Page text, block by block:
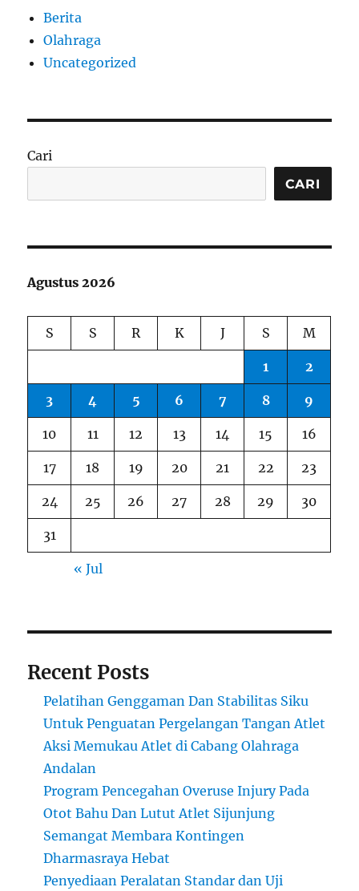
Berita
Olahraga
Uncategorized
Cari
CARI
Agustus 2026
S S R K J S M
1 2
3 4 5 6 7 8 9
10 11 12 13 14 15 16
17 18 19 20 21 22 23
24 25 26 27 28 29 30
31
« Jul
Recent Posts
Pelatihan Genggaman Dan Stabilitas Siku
Untuk Penguatan Pergelangan Tangan Atlet
Aksi Memukau Atlet di Cabang Olahraga
Andalan
Program Pencegahan Overuse Injury Pada
Otot Bahu Dan Lutut Atlet Sijunjung
Semangat Membara Kontingen
Dharmasraya Hebat
Penyediaan Peralatan Standar dan Uji